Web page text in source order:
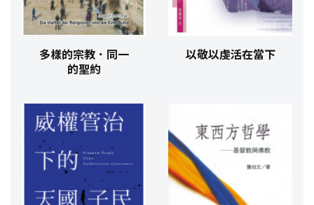
多樣的宗教．同一
的聖約
以敬以虔活在當下